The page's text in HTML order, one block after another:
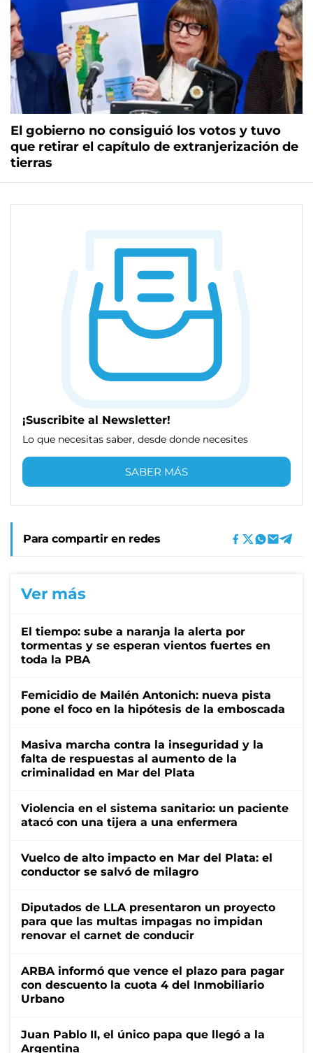
El gobierno no consiguió los votos y tuvo
que retirar el capítulo de extranjerización de
tierras
¡Suscribite al Newsletter!
Lo que necesitas saber, desde donde necesites
SABER MÁS
Para compartir en redes
Ver más
El tiempo: sube a naranja la alerta por
tormentas y se esperan vientos fuertes en
toda la PBA
Femicidio de Mailén Antonich: nueva pista
pone el foco en la hipótesis de la emboscada
Masiva marcha contra la inseguridad y la
falta de respuestas al aumento de la
criminalidad en Mar del Plata
Violencia en el sistema sanitario: un paciente
atacó con una tijera a una enfermera
Vuelco de alto impacto en Mar del Plata: el
conductor se salvó de milagro
Diputados de LLA presentaron un proyecto
para que las multas impagas no impidan
renovar el carnet de conducir
ARBA informó que vence el plazo para pagar
con descuento la cuota 4 del Inmobiliario
Urbano
Juan Pablo II, el único papa que llegó a la
Argentina